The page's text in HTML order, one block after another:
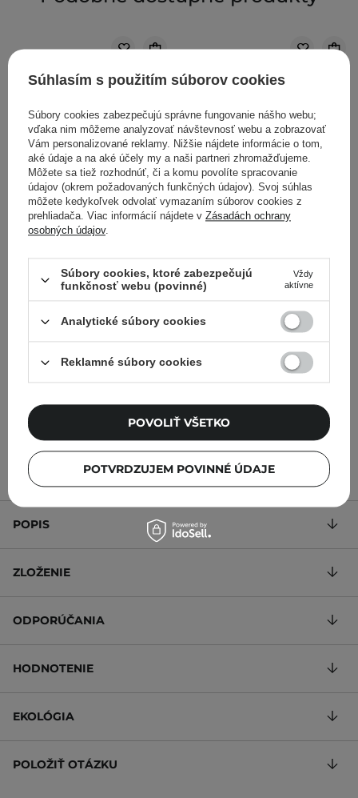
Organic Cold-Pressed
organický, za studena
lisovaný šípkový olej - 30
11,90 €
VÝBER KOZMETOLÓGA
Moisturizing Factors + HA
- Hydratačný krém s
kyselinou hyalurónovou -
30 ml
7,90 €
POPIS
ZLOŽENIE
ODPORÚČANIA
HODNOTENIE
EKOLÓGIA
POLOŽIŤ OTÁZKU
Súhlasím s použitím súborov cookies
Súbory cookies zabezpečujú správne fungovanie nášho webu;
vďaka nim môžeme analyzovať návštevnosť webu a zobrazovať
Vám personalizované reklamy. Nižšie nájdete informácie o tom,
aké údaje a na aké účely my a naši partneri zhromažďujeme.
Môžete sa tiež rozhodnúť, či a komu povolíte spracovanie
údajov (okrem požadovaných funkčných údajov). Svoj súhlas
môžete kedykoľvek odvolať vymazaním súborov cookies z
prehliadača. Viac informácií nájdete v Zásadách ochrany
osobných údajov.
Súbory cookies, ktoré zabezpečujú
funkčnosť webu (povinné)
Vždy
aktívne
Analytické súbory cookies
Reklamné súbory cookies
POTVRDZUJEM POVINNÉ ÚDAJE
POVOLIŤ VŠETKO